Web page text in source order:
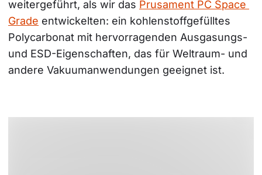
weitergeführt, als wir das Prusament PC Space
Grade entwickelten: ein kohlenstoffgefülltes
Polycarbonat mit hervorragenden Ausgasungs-
und ESD-Eigenschaften, das für Weltraum- und
andere Vakuumanwendungen geeignet ist.